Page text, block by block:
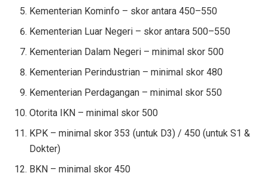
Kementerian Kominfo – skor antara 450–550
Kementerian Luar Negeri – skor antara 500–550
Kementerian Dalam Negeri – minimal skor 500
Kementerian Perindustrian – minimal skor 480
Kementerian Perdagangan – minimal skor 550
Otorita IKN – minimal skor 500
KPK – minimal skor 353 (untuk D3) / 450 (untuk S1 &
Dokter)
BKN – minimal skor 450